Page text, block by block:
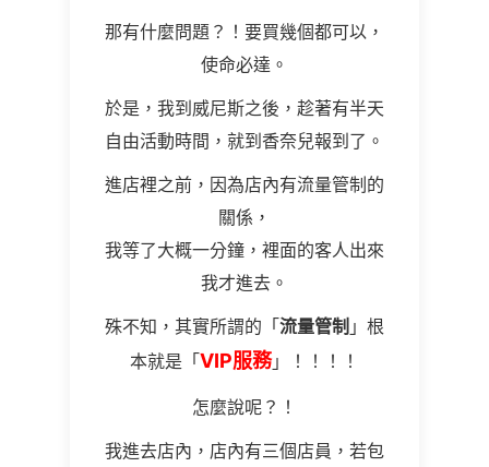
那有什麼問題？！要買幾個都可以，
使命必達。
於是，我到威尼斯之後，趁著有半天
自由活動時間，就到香奈兒報到了。
進店裡之前，因為店內有流量管制的
關係，
我等了大概一分鐘，裡面的客人出來
我才進去。
殊不知，其實所謂的「 流量管制 」根
本就是「 VIP服務」！！！！
怎麼說呢？！
我進去店內，店內有三個店員，若包